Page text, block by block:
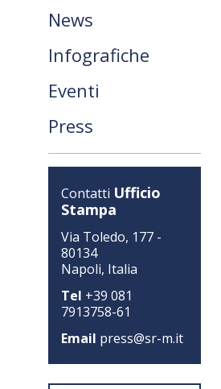
News
Infografiche
Eventi
Press
Contatti Ufficio
Stampa
Via Toledo, 177 -
80134
Napoli, Italia
Tel +39 081
7913758-61
Email press@sr-m.it